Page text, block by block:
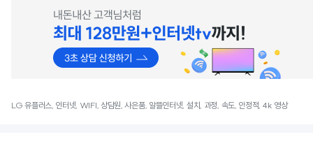
LG 유플러스, 인터넷, WIFI, 상담원, 사은품, 알뜰인터넷, 설치, 과정, 속도, 안정적, 4k 영상